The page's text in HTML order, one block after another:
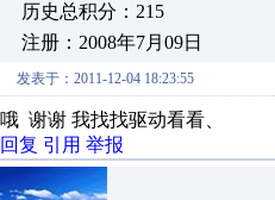
历史总积分：215
注册：2008年7月09日
发表于：2011-12-04 18:23:55
哦 谢谢 我找找驱动看看、
回复 引用 举报